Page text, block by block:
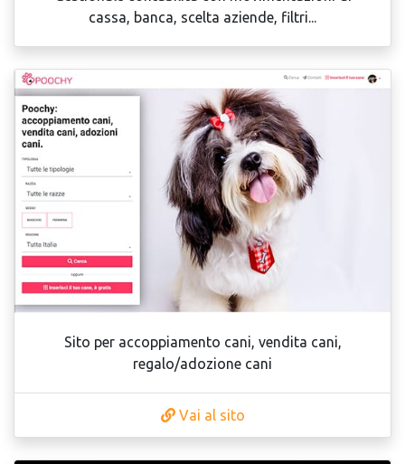
cassa, banca, scelta aziende, filtri...
Sito per accoppiamento cani, vendita cani,
regalo/adozione cani
Vai al sito